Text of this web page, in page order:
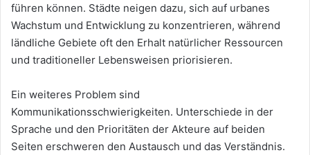
führen können. Städte neigen dazu, sich auf urbanes
Wachstum und Entwicklung zu konzentrieren, während
ländliche Gebiete oft den Erhalt natürlicher Ressourcen
und traditioneller Lebensweisen priorisieren.
Ein weiteres Problem sind
Kommunikationsschwierigkeiten. Unterschiede in der
Sprache und den Prioritäten der Akteure auf beiden
Seiten erschweren den Austausch und das Verständnis.